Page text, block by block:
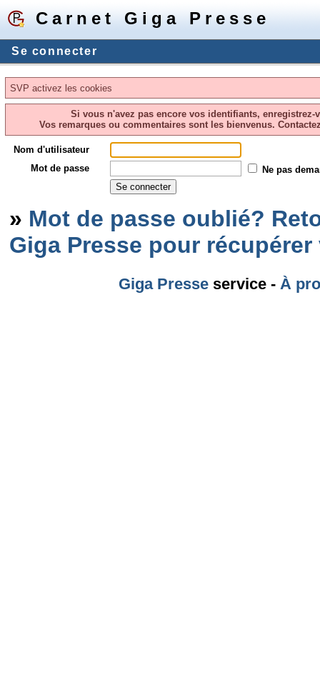
Carnet Giga Presse
Se connecter
SVP activez les cookies
Si vous n'avez pas encore vos identifiants,
Vos remarques ou commentaires sont les bienvenus.
Nom d'utilisateur
Mot de passe
Ne pas
» Mot de passe oublié?
Giga Presse pour
Giga Presse service - À